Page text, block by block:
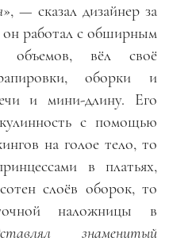
», — сказал дизайнер за
работал с обширным
объемов, вёл своё
оборки и
и мини-длину. Его
с помощью
на голое тело, то
в платьях,
слоёв оборок, то
наложницы в
знаменитый